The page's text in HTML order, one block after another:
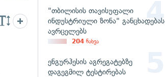
"თბილისის თავისუფალი
ინდუსტრიული ზონა" განცხადებას
ავრცელებს
204 ნახვა
ენგურჰესის აგრეგატებზე
დაგეგმილ ტესტირებას